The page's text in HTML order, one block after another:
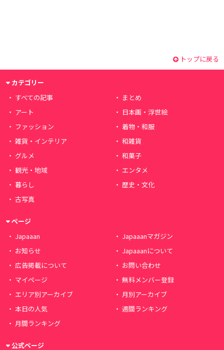
トップに戻る
カテゴリー
すべての記事
まとめ
アート
日本画・浮世絵
ファッション
着物・和服
雑貨・インテリア
和雑貨
グルメ
和菓子
観光・地域
エンタメ
暮らし
歴史・文化
古写真
ページ
Japaaan
Japaaanマガジン
お知らせ
Japaaanについて
広告掲載について
お問い合わせ
マイページ
無料メンバー登録
エリア別アーカイブ
月別アーカイブ
本日の人気
週間ランキング
月間ランキング
公式ページ